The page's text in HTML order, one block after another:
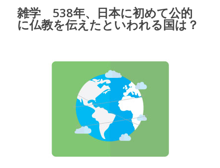
雑学 538年、日本に初めて公的
に仏教を伝えたといわれる国は？